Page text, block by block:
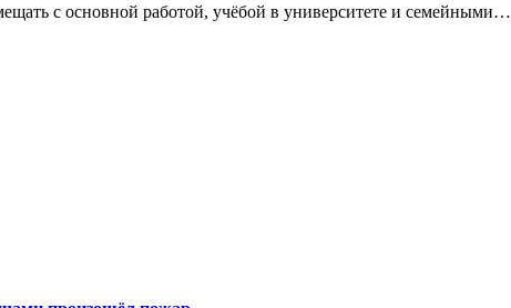
с основной работой, учёбой в университете и семейными…